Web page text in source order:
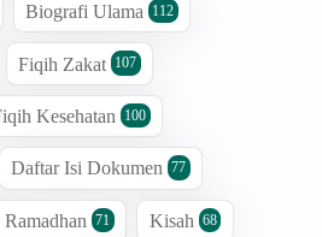
Biografi Ulama 112
Fiqih Zakat 107
Kesehatan 100
Daftar Isi Dokumen 77
Ramadhan 71 Kisah 68